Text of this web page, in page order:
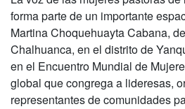
forma parte de un importante
Martina Choquehuayta Cabana,
Chalhuanca, en el distrito de
en el Encuentro Mundial de
global que congrega a lideresas,
representantes de comunidades